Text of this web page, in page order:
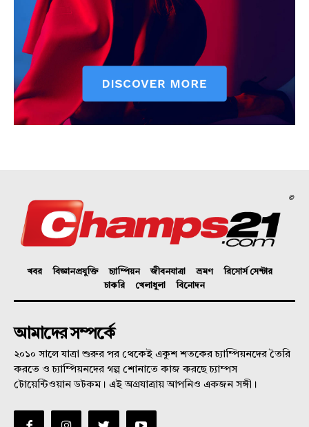
©
খবর বিজ্ঞানপ্রযুক্তি চ্যাম্পিয়ন জীবনযাত্রা ভ্রমণ
রিসোর্স সেন্টার
চাকরি
খেলাধুলা বিনোদন
আমাদের সম্পর্কে
২০১০ সালে যাত্রা শুরুর পর থেকেই একুশ শতকের চ্যাম্পিয়নদের তৈরি
করতে ও চ্যাম্পিয়নদের গল্প শোনাতে কাজ করছে চ্যাম্পস
টোয়েন্টিওয়ান ডটকম। এই অগ্রযাত্রায় আপনিও একজন সঙ্গী।